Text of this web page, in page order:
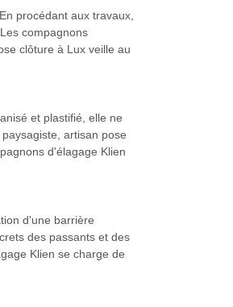
procédant aux travaux,
compagnons
clôture à Lux veille au
et plastifié, elle ne
artisan pose
d'élagage Klien
d'une barrière
des passants et des
Klien se charge de